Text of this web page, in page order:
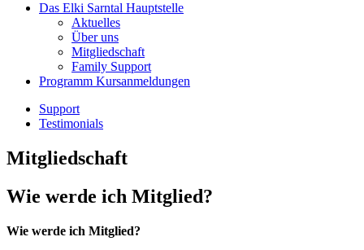
Das Elki Sarntal Hauptstelle
Aktuelles
Über uns
Mitgliedschaft
Family Support
Programm Kursanmeldungen
Support
Testimonials
Mitgliedschaft
Wie werde ich Mitglied?
Wie werde ich Mitglied?